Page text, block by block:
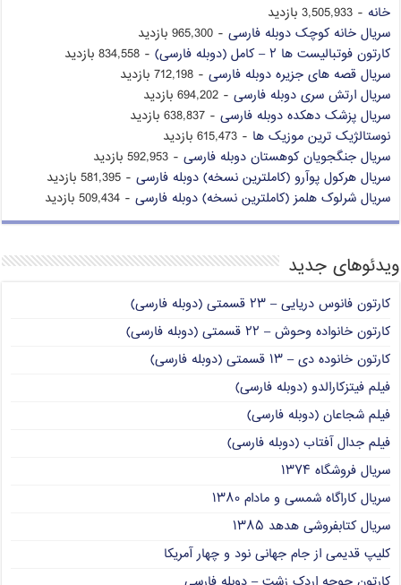
خانه - 3,505,933 بازدید
سریال خانه کوچک دوبله فارسی - 965,300 بازدید
کارتون فوتبالیست ها ۲ – کامل (دوبله فارسی)
- 834,558 بازدید
سریال قصه های جزیره دوبله فارسی - 712,198 بازدید
سریال ارتش سری دوبله فارسی - 694,202 بازدید
سریال پزشک دهکده دوبله فارسی - 638,837 بازدید
نوستالژیک ترین موزیک ها - 615,473 بازدید
سریال جنگجویان کوهستان دوبله فارسی - 592,953 بازدید
سریال هرکول پوآرو (کاملترین نسخه) دوبله فارسی - 581,395 بازدید
سریال شرلوک هلمز (کاملترین نسخه) دوبله فارسی - 509,434 بازدید
ویدئوهای جدید
کارتون فانوس دریایی – ۲۳ قسمتی (دوبله فارسی)
کارتون خانواده وحوش – ۲۲ قسمتی (دوبله فارسی)
کارتون خانوده دی – ۱۳ قسمتی (دوبله فارسی)
فیلم فیتزکارالدو (دوبله فارسی)
فیلم شجاعان (دوبله فارسی)
فیلم جدال آفتاب (دوبله فارسی)
سریال فروشگاه ۱۳۷۴
سریال کاراگاه شمسی و مادام ۱۳۸۰
سریال کتابفروشی هدهد ۱۳۸۵
کلیپ قدیمی از جام جهانی نود و چهار آمریکا